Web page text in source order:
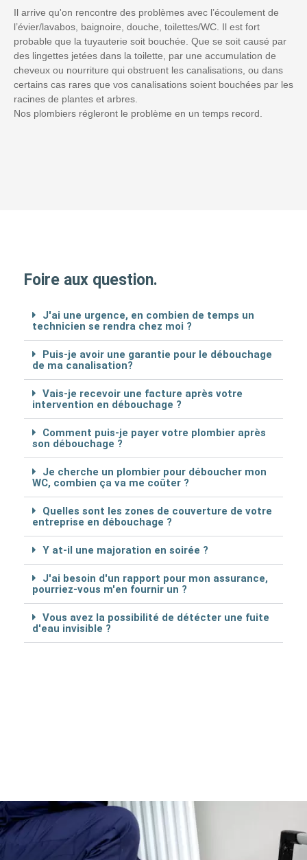
Il arrive qu'on rencontre des problèmes avec l’écoulement de
l’évier/lavabos, baignoire, douche, toilettes/WC. Il est fort
probable que la tuyauterie soit bouchée. Que se soit causé par
des lingettes jetées dans la toilette, par une accumulation de
cheveux ou nourriture qui obstruent les canalisations, ou dans
certains cas rares que vos canalisations soient bouchées par les
racines de plantes et arbres.
Nos plombiers régleront le problème en un temps record.
Foire aux question.
J'ai une urgence, en combien de temps un
technicien se rendra chez moi ?
Puis-je avoir une garantie pour le débouchage
de ma canalisation?
Vais-je recevoir une facture après votre
intervention en débouchage ?
Comment puis-je payer votre plombier après
son débouchage ?
Je cherche un plombier pour déboucher mon
WC, combien ça va me coûter ?
Quelles sont les zones de couverture de votre
entreprise en débouchage ?
Y at-il une majoration en soirée ?
J'ai besoin d'un rapport pour mon assurance,
pourriez-vous m'en fournir un ?
Vous avez la possibilité de détécter une fuite
d'eau invisible ?